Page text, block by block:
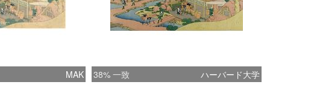
MAK 38% 一致 ハーバード大学